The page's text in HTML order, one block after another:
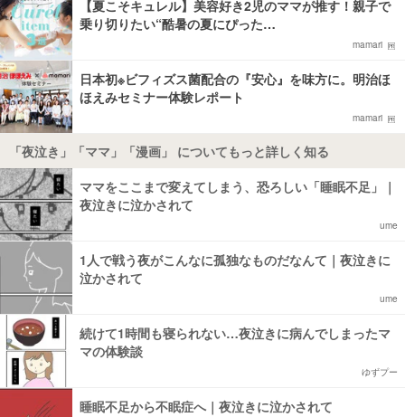
【夏こそキュレル】美容好き2児のママが推す！親子で
乗り切りたい“酷暑の夏にぴった…
mamari
日本初※ビフィズス菌配合の『安心』を味方に。明治ほ
ほえみセミナー体験レポート
mamari
「夜泣き」「ママ」「漫画」 についてもっと詳しく知る
ママをここまで変えてしまう、恐ろしい「睡眠不足」｜
夜泣きに泣かされて
ume
1人で戦う夜がこんなに孤独なものだなんて｜夜泣きに
泣かされて
ume
続けて1時間も寝られない…夜泣きに病んでしまったマ
マの体験談
ゆずプー
睡眠不足から不眠症へ｜夜泣きに泣かされて